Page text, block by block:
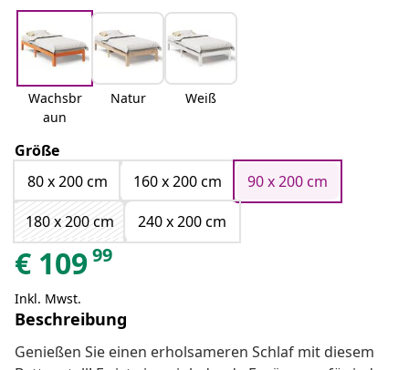
Wachsbr
aun
Natur Weiß
Größe
80 x 200 cm
160 x 200 cm
90 x 200 cm
180 x 200 cm
240 x 200 cm
€ 10999
Inkl. Mwst.
Beschreibung
Genießen Sie einen erholsameren Schlaf mit diesem